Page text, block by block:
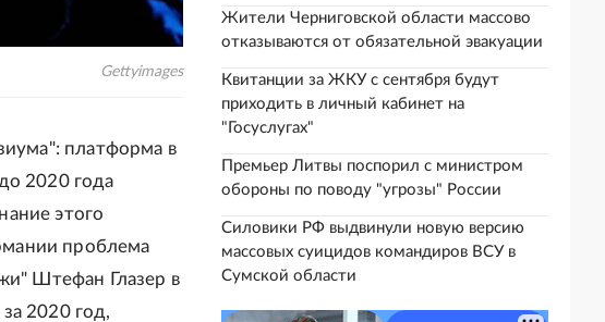
Gettyimages
платформа в
2020 года
этого
проблема
Штефан Глазер в
2020 год,
Жители Черниговской области массово
отказываются от обязательной эвакуации
Квитанции за ЖКУ с сентября будут
приходить в личный кабинет на
"Госуслугах"
Премьер Литвы поспорил с министром
обороны по поводу "угрозы" России
Силовики РФ выдвинули новую версию
массовых суицидов командиров ВСУ в
Сумской области